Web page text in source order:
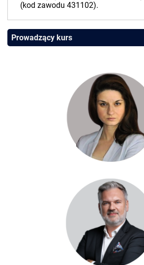
(kod zawodu 431102).
Prowadzący kurs